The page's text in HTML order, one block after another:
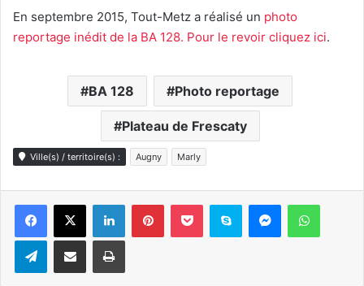
En septembre 2015, Tout-Metz a réalisé un photo
reportage inédit de la BA 128. Pour le revoir cliquez ici.
BA 128 Photo reportage
Plateau de Frescaty
Ville(s) / territoire(s) : Augny Marly
LinkedinPinterestPocket Skype Messenger
TelegramPartager par e-mail Imprimer